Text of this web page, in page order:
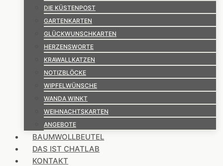
DIE KÜSTENPOST
GARTENKARTEN
GLÜCKWUNSCHKARTEN
HERZENSWORTE
KRAWALLKATZEN
NOTIZBLÖCKE
WIPFELWÜNSCHE
WANDA WINKT
WEIHNACHTSKARTEN
ANGEBOTE
BAUMWOLLBEUTEL
DAS IST CHATLAB
KONTAKT